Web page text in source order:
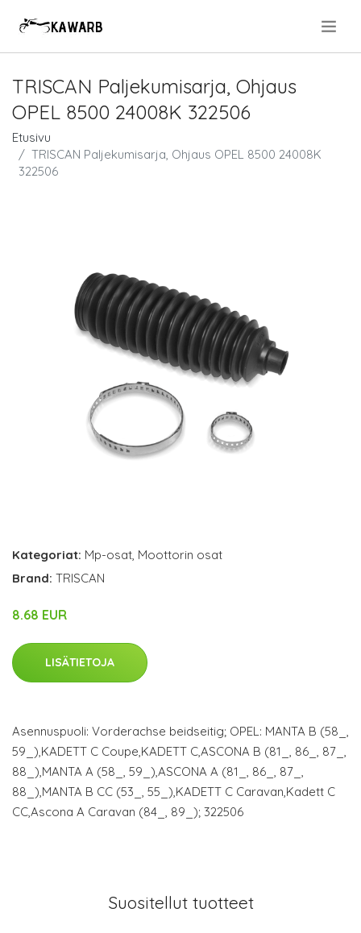
TRISCAN Paljekumisarja, Ohjaus
OPEL 8500 24008K 322506
Etusivu
TRISCAN Paljekumisarja, Ohjaus OPEL 8500 24008K
322506
Kategoriat: Mp-osat, Moottorin osat
Brand: TRISCAN
8.68 EUR
LISÄTIETOJA
Asennuspuoli: Vorderachse beidseitig; OPEL: MANTA B (58_,
59_),KADETT C Coupe,KADETT C,ASCONA B (81_, 86_, 87_,
88_),MANTA A (58_, 59_),ASCONA A (81_, 86_, 87_,
88_),MANTA B CC (53_, 55_),KADETT C Caravan,Kadett C
CC,Ascona A Caravan (84_, 89_); 322506
Suositellut tuotteet